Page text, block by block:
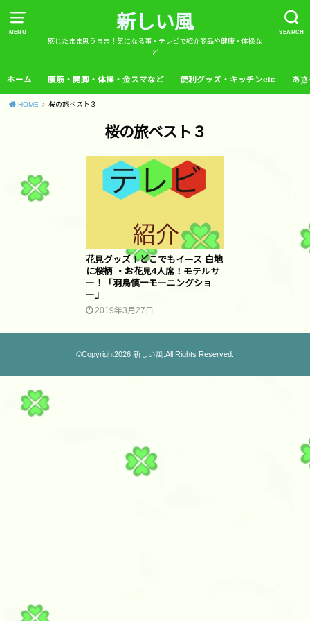
MENU SEARCH
新しい風
感じたまま思うまま！気になる事・テレビで紹介商品や健康・体操な
ど
ホーム 腹筋・開脚・体操・金スマなど 便利グッズ・キッチンetc あ
HOME 桜の旅ベスト３
桜の旅ベスト３
花見グッズ！どこでもイース 白地
に桜柄 ・お花見4人席！モテルサ
ー！「羽鳥慎一モーニングショ
ー」
2019年3月27日
©Copyright2026 新しい風.All Rights Reserved.